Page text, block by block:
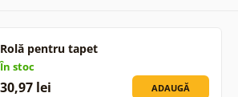
Rolă pentru tapet
În stoc
30,97 lei ADAUGĂ